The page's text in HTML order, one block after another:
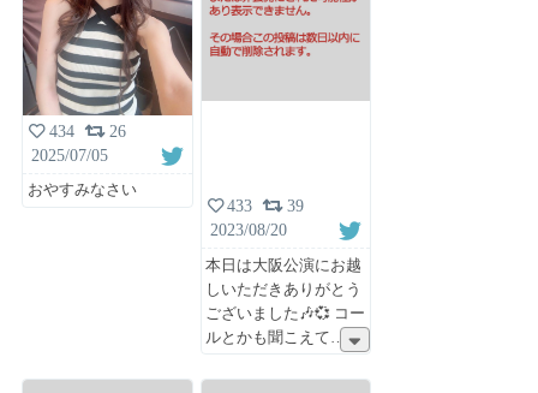
434
26
2025/07/05
おやすみなさい
433
39
2023/08/20
本日は大阪公演にお越
しいただきありがとう
ございました🎶💞 コー
ルとかも聞こえて